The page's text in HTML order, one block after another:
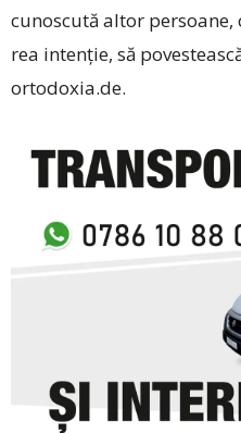
cunoscută altor persoane,
rea intenție, să
ortodoxia.de.